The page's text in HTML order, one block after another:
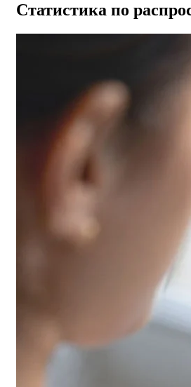
Статистика по